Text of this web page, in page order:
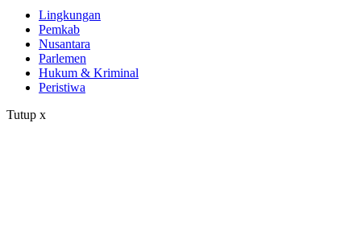
Lingkungan
Pemkab
Nusantara
Parlemen
Hukum & Kriminal
Peristiwa
Tutup x